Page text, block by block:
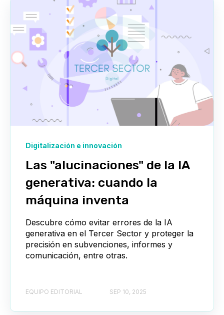
Digitalización e innovación
Las "alucinaciones" de la IA
generativa: cuando la
máquina inventa
Descubre cómo evitar errores de la IA
generativa en el Tercer Sector y proteger la
precisión en subvenciones, informes y
comunicación, entre otras.
EQUIPO EDITORIAL SEP 10, 2025